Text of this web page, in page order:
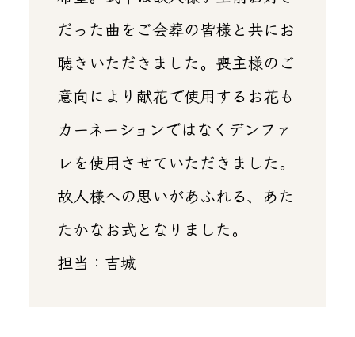
だった曲をご会葬の皆様と共にお
聴きいただきました。喪主様のご
意向により献花で使用するお花も
カーネーションではなくデンファ
レを使用させていただきました。
故人様への思いがあふれる、あた
たかなお式となりました。
担当：吉城